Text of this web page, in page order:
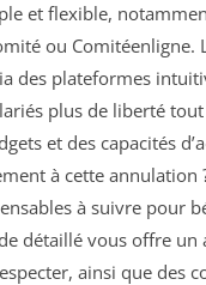
et flexible,
ou Comitéenligne.
des plateformes
plus de liberté
et des capacités
à cette annulation
à suivre pour
détaillé vous offre un
ainsi que des